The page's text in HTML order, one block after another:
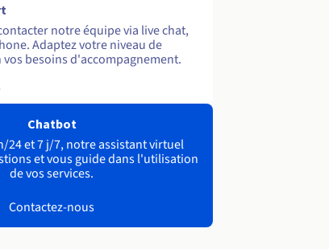
notre équipe via live chat,
Adaptez votre niveau de
besoins d'accompagnement.
Chatbot
24 et 7 j/7, notre assistant virtuel
et vous guide dans l'utilisation
de vos services.
Contactez-nous